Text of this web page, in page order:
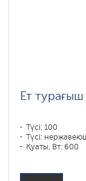
Ет
Түсі: 100
Түсі:
Қуаты, Вт: 600